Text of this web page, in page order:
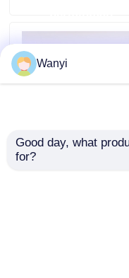
Wanyi
Good day, what
for?